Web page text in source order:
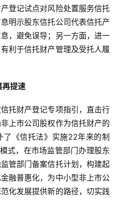
登记试点对风险处置服务信托
明示股东信托公司代表信托产
，避免误导；另一方面，进一
利于信托财产管理及受托人履
再提速
托财产登记专项指引，直击行
上市公司股权作为信托财产的
《信托法》实施22年来的制
式，在市场监管部门办理股东
管部门备案信托计划，构建起
融普惠化，为中小型非上市公
化发展提供新的路径，切实践